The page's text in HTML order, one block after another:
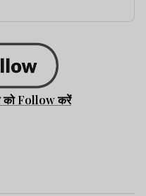
को Follow करें